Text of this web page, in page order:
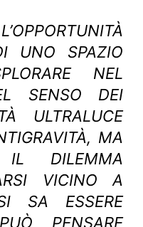
UNO SPAZIO
NEL
SENSO DEI
ULTRALUCE
MA
IL DILEMMA
VICINO A
SA ESSERE
PENSARE